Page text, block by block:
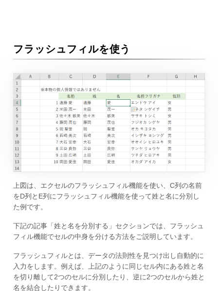
フラッシュフィルを使う
上図は、エクセルのフラッシュフィル機能を使い、C列の名前
をD列とE列にフラッシュフィル機能を使って姓と名に分別し
た例です。
下記の記事「姓と名を分別する」セクションでは、フラッシュ
フィル機能でセルの中身を分ける方法をご説明しています。
フラッシュフィルとは、データの法則性を見つけ出し自動的に
入力をします。例えば、上記のように同じセル内にある姓と名
を切り離して2つのセルに分別したり、逆に2つのセルから姓と
名を結合したりできます。